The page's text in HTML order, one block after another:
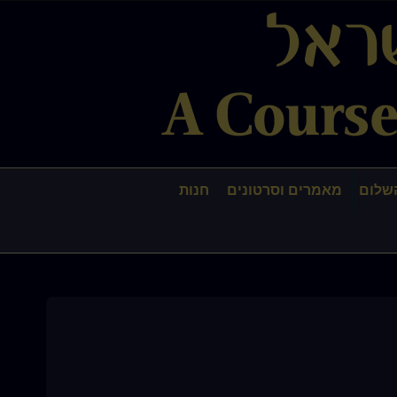
מאמרים וסרטונים חנות